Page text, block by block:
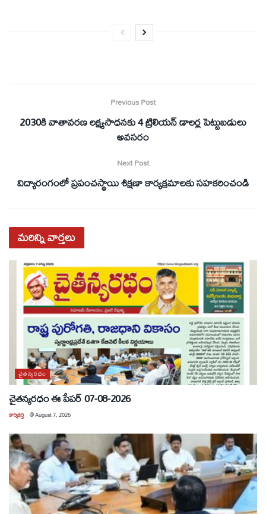
Previous Post
2030కి వాతావరణ లక్ష్యసాధనకు 4 ట్రిలియన్‌ డాలర్ల పెట్టుబడులు
అవసరం
Next Post
విద్యారంగంలో ప్రపంచస్థాయి శిక్షణా కార్యక్రమాలకు సహకరించండి
మరిన్నివార్తలు
చైతన్యరధం
చైతన్యరధం ఈ పేపర్ 07-08-2026
కార్యకర్త @August 7, 2026